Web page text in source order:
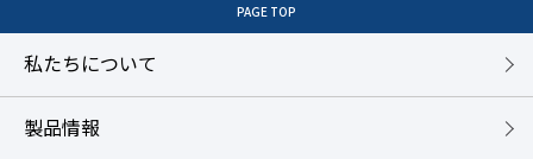
PAGE TOP
私たちについて
製品情報